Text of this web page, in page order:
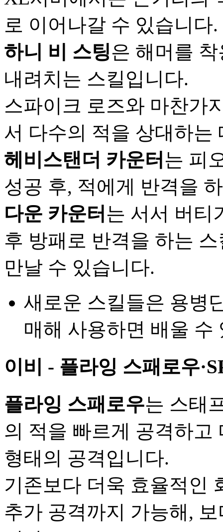
로 이어나갈 수 있습니다.
하니 비 스팅은 해머를
내려치는 스킬입니다.
스파이크 로즈와 마찬가
서 다수의 적을 상대하는
헤비스탠더 카운터는 피
성공 후, 적에게 반격을
다운 카운터는 서서 버티
후 방패로 반격을 하는
만날 수 있습니다.
새로운 스킬들은 용병
매해 사용하면 배울 수
이비 - 플라잉 스패로우
플라잉 스패로우는 스태
의 적을 빠르게 공격하고
형태의 공격입니다.
기존보다 더욱 효율적인
추가 공격까지 가능해,